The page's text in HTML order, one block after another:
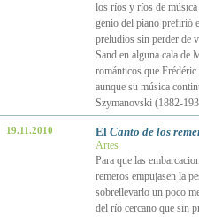
los ríos y ríos de
genio del piano prefirió
preludios sin perder de
Sand en alguna cala de
románticos que
aunque su música
Szymanovski (1882-
19.11.2010 El Canto de los
Artes
Para que las
remeros empujasen la
sobrellevarlo un poco
del río cercano que sin